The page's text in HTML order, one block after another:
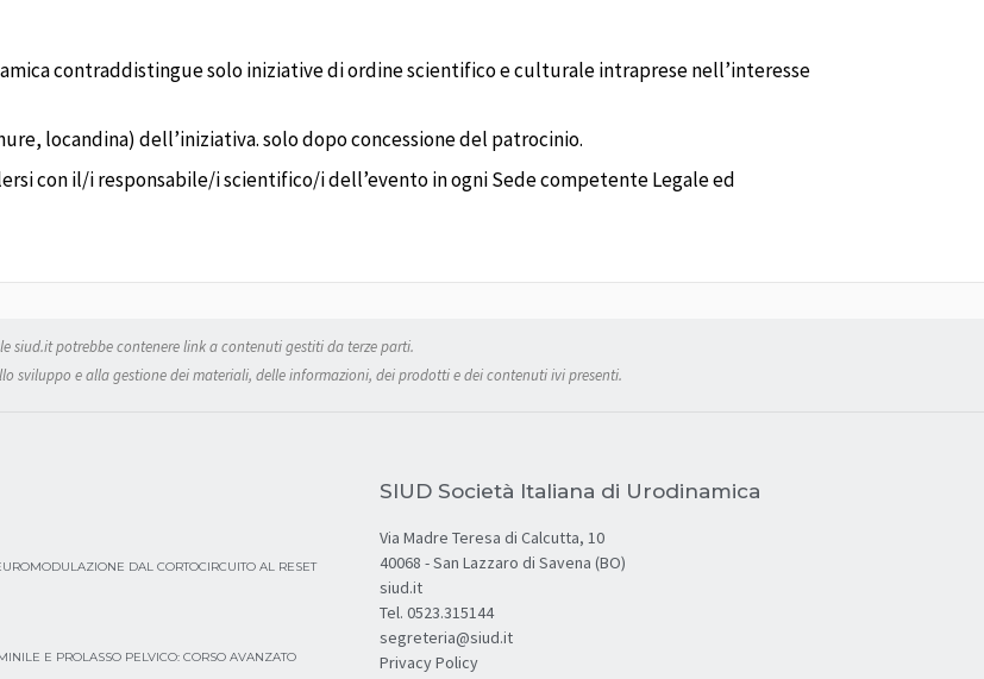
contraddistingue solo iniziative di ordine scientifico e culturale intraprese nell’interesse
locandina) dell’iniziativa. solo dopo concessione del patrocinio.
con il/i responsabile/i scientifico/i dell’evento in ogni Sede competente Legale ed
siud.it potrebbe contenere link a contenuti gestiti da terze parti.
sviluppo e alla gestione dei materiali, delle informazioni, dei prodotti e dei contenuti ivi presenti.
DAL CORTOCIRCUITO AL RESET
E PROLASSO PELVICO: CORSO AVANZATO
SIUD Società Italiana di Urodinamica
Via Madre Teresa di Calcutta, 10
40068 - San Lazzaro di Savena (BO)
siud.it
Tel. 0523.315144
segreteria@siud.it
Privacy Policy